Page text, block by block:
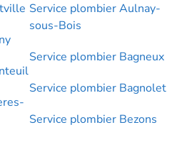
Service plombier Aulnay-
sous-Bois
Service plombier Bagneux
Service plombier Bagnolet
Service plombier Bezons